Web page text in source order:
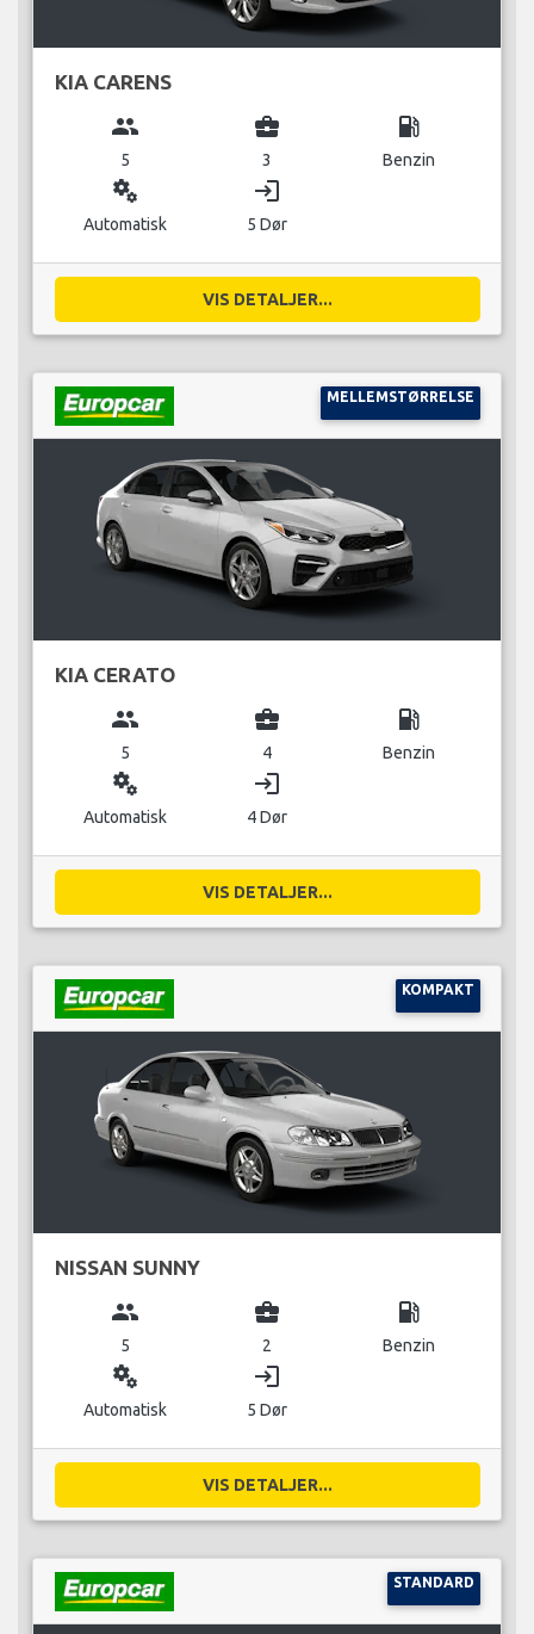
KIA CARENS
group
5
business_center
3
local_gas_station
Benzin
miscellaneous_services
Automatisk
login
5 Dør
VIS DETALJER...
MELLEMSTØRRELSE
KIA CERATO
group
5
business_center
4
local_gas_station
Benzin
miscellaneous_services
Automatisk
login
4 Dør
VIS DETALJER...
KOMPAKT
NISSAN SUNNY
group
5
business_center
2
local_gas_station
Benzin
miscellaneous_services
Automatisk
login
5 Dør
VIS DETALJER...
STANDARD